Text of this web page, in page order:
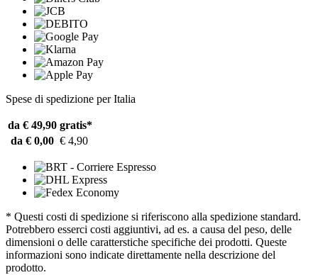
Spese di spedizione per Italia
da € 49,90 gratis*
da € 0,00 € 4,90
* Questi costi di spedizione si riferiscono alla spedizione standard.
Potrebbero esserci costi aggiuntivi, ad es. a causa del peso, delle
dimensioni o delle caratterstiche specifiche dei prodotti. Queste
informazioni sono indicate direttamente nella descrizione del
prodotto.